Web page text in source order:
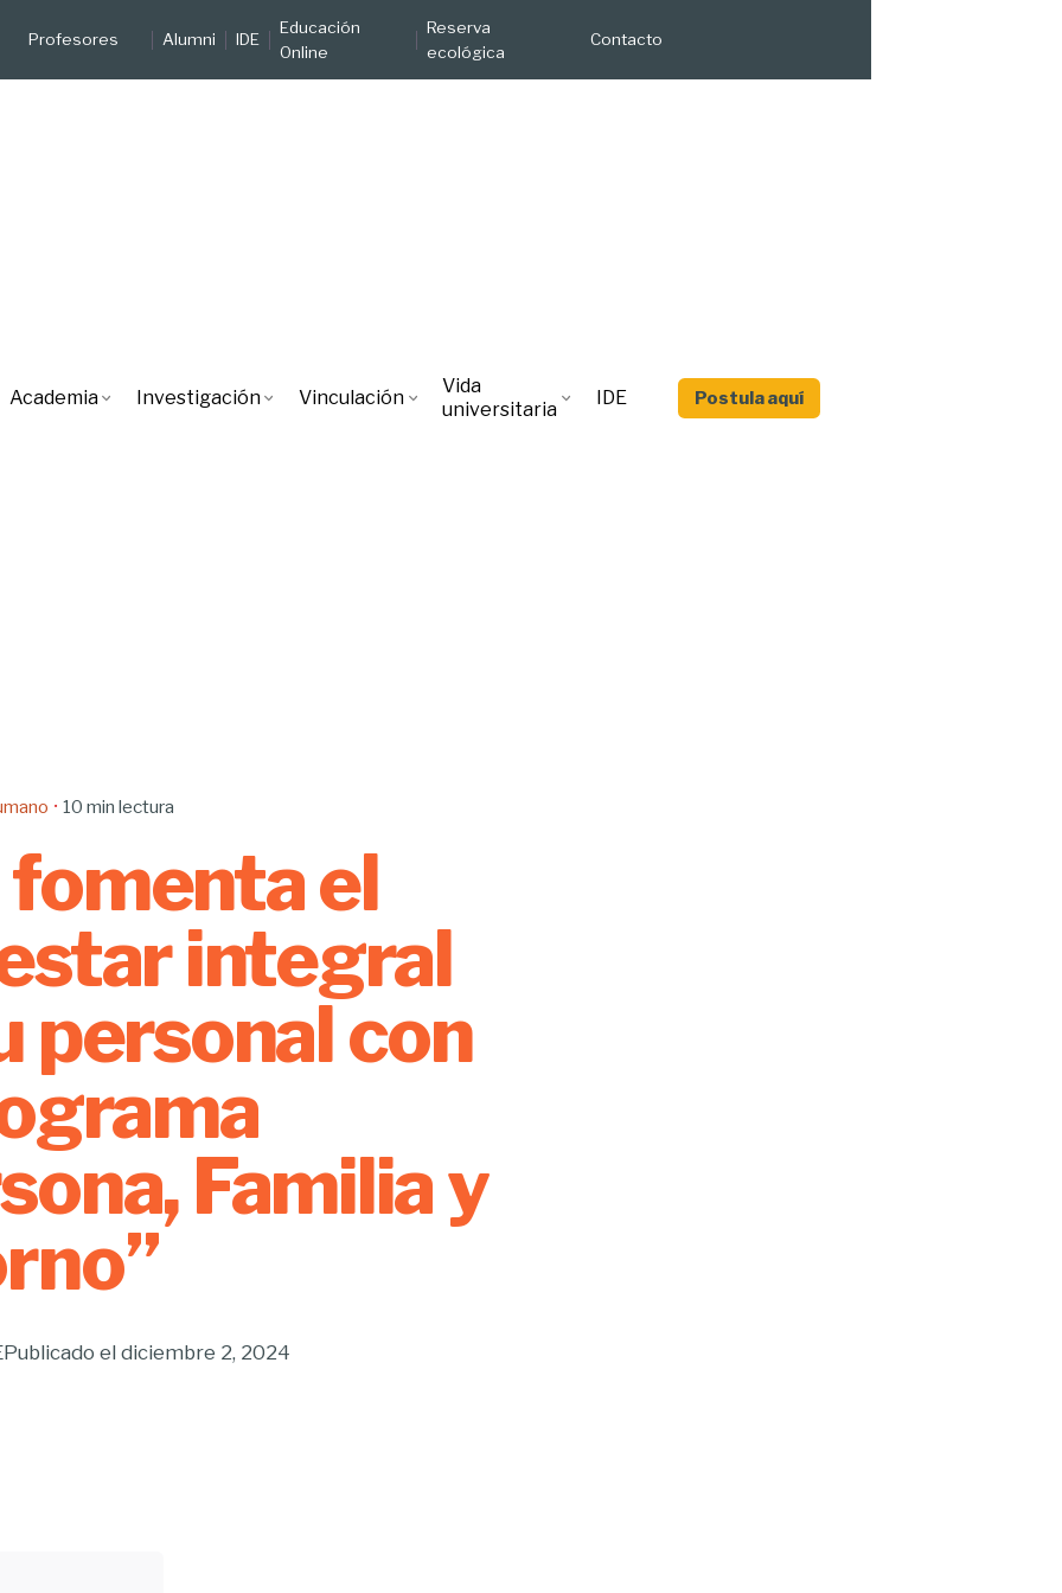
Profesores Alumni IDE
Educación
Online
Reserva
ecológica
Contacto
Academia Investigación Vinculación
Vida
universitaria
IDE Postula aquí
10 min lectura
fomenta el
integral
personal con
Familia y
Publicado el diciembre 2, 2024